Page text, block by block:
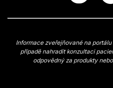
Informace zveřejňované na
případě nahradit konzultaci
odpovědný za produkty